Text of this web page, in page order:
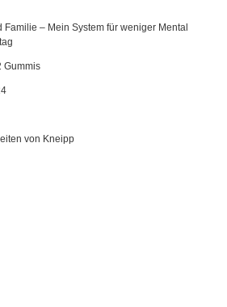
– Mein System für weniger Mental
Gummis
von Kneipp